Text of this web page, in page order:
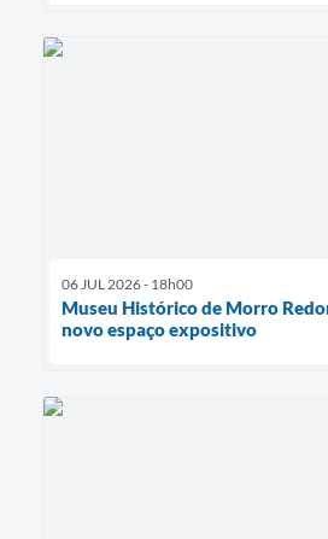
06 JUL 2026 - 18h00
Museu Histórico de Morro
novo espaço expositivo